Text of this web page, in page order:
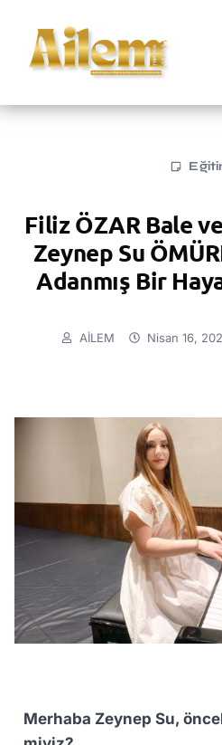
Filiz ÖZAR Bale
Zeynep Su
Adanmış Bir
AİLEM Nisan 16,
Merhaba Zeynep Su,